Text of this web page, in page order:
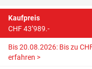
Kaufpreis
CHF 43’989.-
Bis 20.08.2026: Bis zu
erfahren >